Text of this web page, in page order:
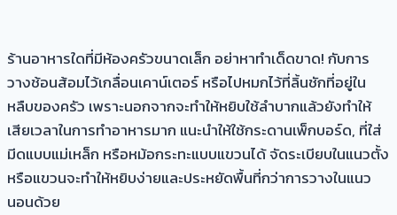
ร้านอาหารใดที่มีห้องครัวขนาดเล็ก อย่าหาทำเด็ดขาด! กับการ
วางช้อนส้อมไว้เกลื่อนเคาน์เตอร์ หรือไปหมกไว้ที่ลิ้นชักที่อยู่ใน
หลืบของครัว เพราะนอกจากจะทำให้หยิบใช้ลำบากแล้วยังทำให้
เสียเวลาในการทำอาหารมาก แนะนำให้ใช้กระดานเพ็กบอร์ด, ที่ใส่
มีดแบบแม่เหล็ก หรือหม้อกระทะแบบแขวนได้ จัดระเบียบในแนวตั้ง
หรือแขวนจะทำให้หยิบง่ายและประหยัดพื้นที่กว่าการวางในแนว
นอนด้วย